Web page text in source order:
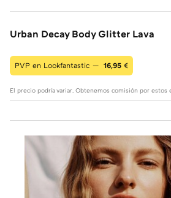
Urban Decay Body Glitter Lava
PVP en Lookfantastic — 16,95 €
El precio podría variar. Obtenemos comisión por estos